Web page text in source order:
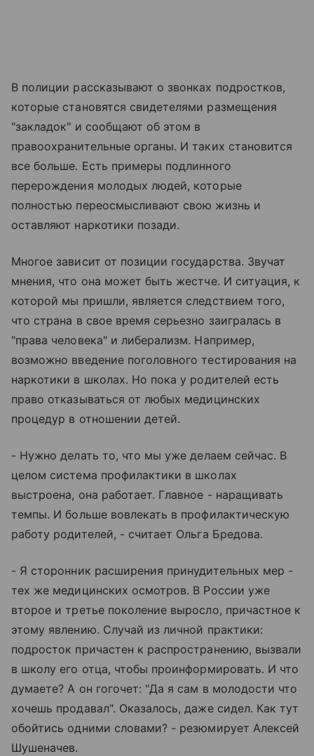
В полиции рассказывают о звонках подростков,
которые становятся свидетелями размещения
"закладок" и сообщают об этом в
правоохранительные органы. И таких становится
все больше. Есть примеры подлинного
перерождения молодых людей, которые
полностью переосмысливают свою жизнь и
оставляют наркотики позади.
Многое зависит от позиции государства. Звучат
мнения, что она может быть жестче. И ситуация, к
которой мы пришли, является следствием того,
что страна в свое время серьезно заигралась в
"права человека" и либерализм. Например,
возможно введение поголовного тестирования на
наркотики в школах. Но пока у родителей есть
право отказываться от любых медицинских
процедур в отношении детей.
- Нужно делать то, что мы уже делаем сейчас. В
целом система профилактики в школах
выстроена, она работает. Главное - наращивать
темпы. И больше вовлекать в профилактическую
работу родителей, - считает Ольга Бредова.
- Я сторонник расширения принудительных мер -
тех же медицинских осмотров. В России уже
второе и третье поколение выросло, причастное к
этому явлению. Случай из личной практики:
подросток причастен к распространению, вызвали
в школу его отца, чтобы проинформировать. И что
думаете? А он гогочет: "Да я сам в молодости что
хочешь продавал". Оказалось, даже сидел. Как тут
обойтись одними словами? - резюмирует Алексей
Шушеначев.